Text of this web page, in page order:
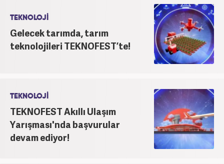
TEKNOLOJİ
Gelecek tarımda, tarım
teknolojileri TEKNOFEST’te!
TEKNOLOJİ
TEKNOFEST Akıllı Ulaşım
Yarışması'nda başvurular
devam ediyor!